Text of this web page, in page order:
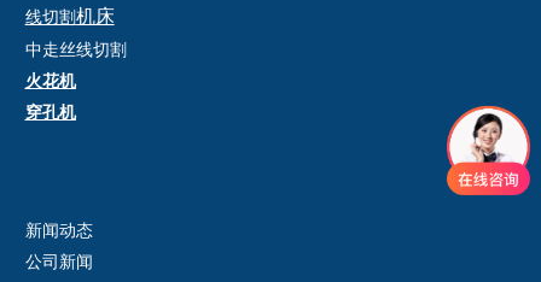
线切割机床
中走丝线切割
火花机
穿孔机
新闻动态
公司新闻